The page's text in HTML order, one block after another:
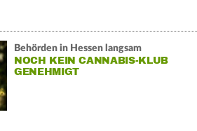
Behörden in Hessen langsam
NOCH KEIN CANNABIS-KLUB
GENEHMIGT